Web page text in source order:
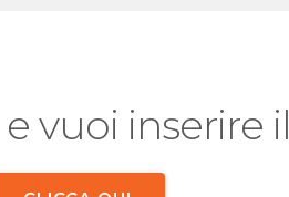
vuoi inserire